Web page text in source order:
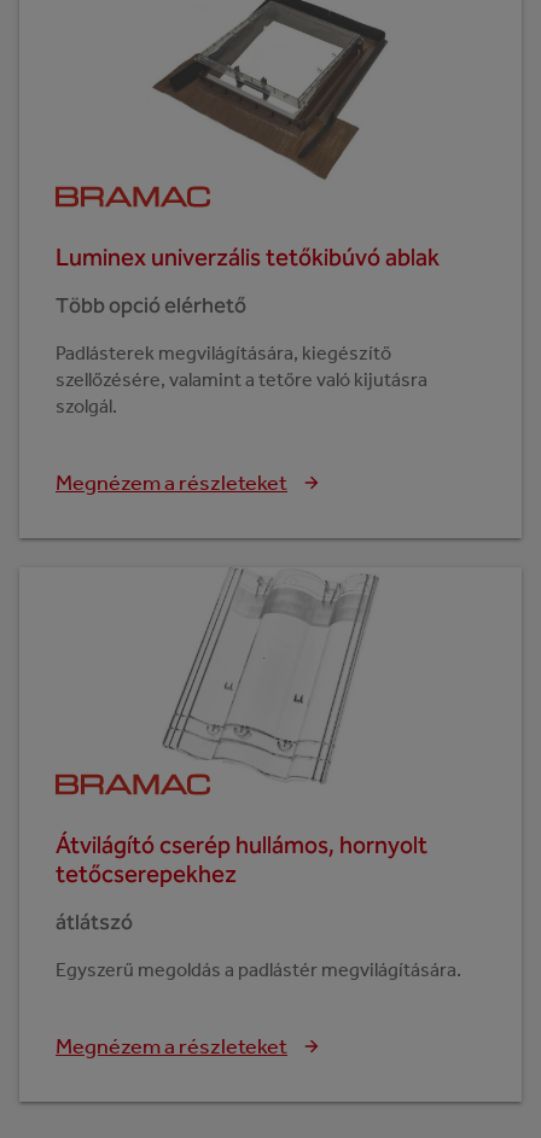
Luminex univerzális tetőkibúvó ablak
Több opció elérhető
Padlásterek megvilágítására, kiegészítő
szellőzésére, valamint a tetőre való kijutásra
szolgál.
Megnézem a részleteket
Átvilágító cserép hullámos, hornyolt
tetőcserepekhez
átlátszó
Egyszerű megoldás a padlástér megvilágítására.
Megnézem a részleteket